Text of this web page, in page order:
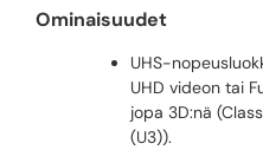
Ominaisuudet
UHS-
UHD videon tai
jopa 3D:nä
(U3)).